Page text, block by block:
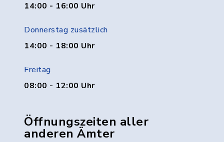
14:00 - 16:00 Uhr
Donnerstag zusätzlich
14:00 - 18:00 Uhr
Freitag
08:00 - 12:00 Uhr
Öffnungszeiten aller
anderen Ämter